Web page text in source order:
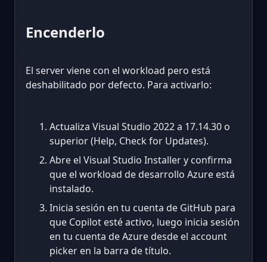
Encenderlo
El server viene con el workload pero está
deshabilitado por defecto. Para activarlo:
Actualiza Visual Studio 2022 a 17.14.30 o
superior (Help, Check for Updates).
Abre el Visual Studio Installer y confirma
que el workload de desarrollo Azure está
instalado.
Inicia sesión en tu cuenta de GitHub para
que Copilot esté activo, luego inicia sesión
en tu cuenta de Azure desde el account
picker en la barra de título.